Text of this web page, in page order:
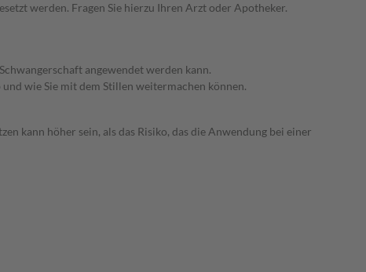
werden. Fragen Sie hierzu Ihren Arzt oder Apotheker.
angewendet werden kann.
wie Sie mit dem Stillen weitermachen können.
kann höher sein, als das Risiko, das die Anwendung bei einer